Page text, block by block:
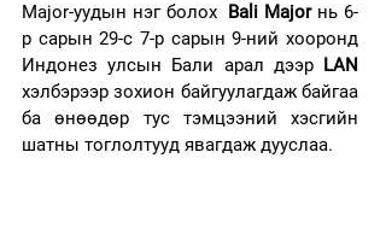
Major-уудын нэг болох Bali Major нь 6-
р сарын 29-с 7-р сарын 9-ний хооронд
Индонез улсын Бали арал дээр LAN
хэлбэрээр зохион байгуулагдаж байгаа
ба өнөөдөр тус тэмцээний хэсгийн
шатны тоглолтууд явагдаж дууслаа.